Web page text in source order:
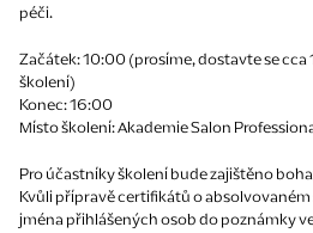
péči.
Začátek: 10:00 (prosíme, dostavte se cca
školení)
Konec: 16:00
Místo školení: Akademie Salon
Pro účastníky školení bude zajištěno
Kvůli přípravě certifikátů o
jména přihlášených osob do poznámky